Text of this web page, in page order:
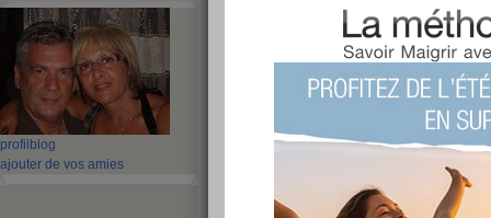
profil blog
ajouter de vos amies
> > le
Blog de
le soleil essaie
publié le 30/04/2008 à 17:12